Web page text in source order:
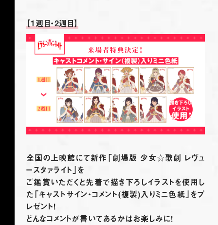
HOME
NEWS
CAST&STAFF
TICKET
THEATRE
GOODS
EVENT
【1週目・2週目】
全国の上映館にて新作「劇場版 少女☆歌劇 レヴュ
ースタァライト」を
ご鑑賞いただくと先着で描き下ろしイラストを使用し
た「キャストサイン・コメント(複製)入りミニ色紙」をプ
レゼント！
どんなコメントが書いてあるかはお楽しみに！